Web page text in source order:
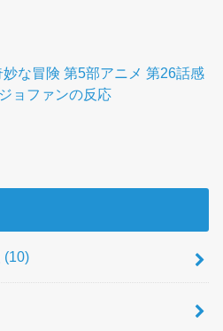
妙な冒険 第5部アニメ 第26話感
ョファンの反応
(10)